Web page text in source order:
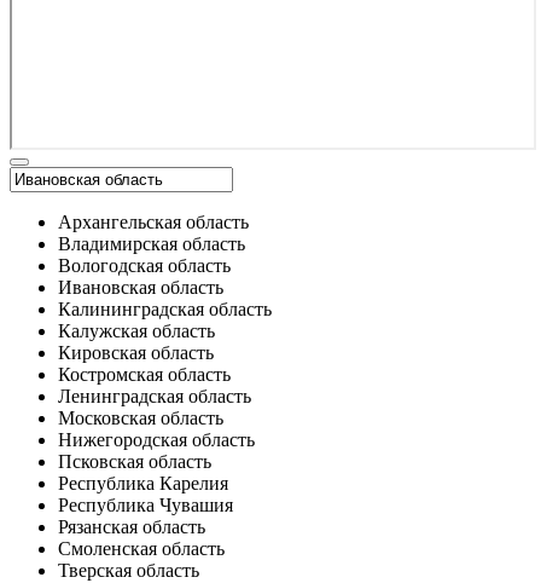
Архангельская область
Владимирская область
Вологодская область
Ивановская область
Калининградская область
Калужская область
Кировская область
Костромская область
Ленинградская область
Московская область
Нижегородская область
Псковская область
Республика Карелия
Республика Чувашия
Рязанская область
Смоленская область
Тверская область